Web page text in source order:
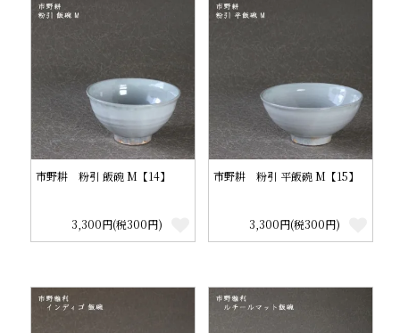
市野耕 粉引 飯碗 M【14】
3,300円(税300円)
市野耕 粉引 平飯碗 M【15】
3,300円(税300円)